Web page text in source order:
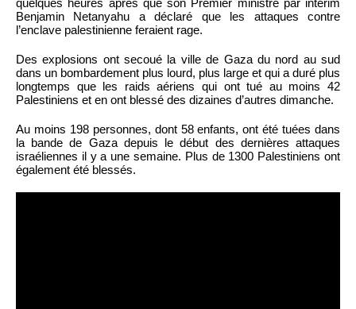
Benjamin Netanyahu a déclaré que les attaques contre
l’enclave palestinienne feraient rage.
Des explosions ont secoué la ville de Gaza du nord au sud
dans un bombardement plus lourd, plus large et qui a duré plus
longtemps que les raids aériens qui ont tué au moins 42
Palestiniens et en ont blessé des dizaines d’autres dimanche.
Au moins 198 personnes, dont 58 enfants, ont été tuées dans
la bande de Gaza depuis le début des dernières attaques
israéliennes il y a une semaine. Plus de 1300 Palestiniens ont
également été blessés.